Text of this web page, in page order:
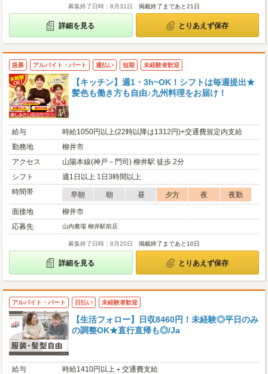
募集終了日時：8月31日 掲載終了まであと21日
詳細を見る とりあえず保存
急募 アルバイト・パート 週払い 短期 未経験者歓迎
【キッチン】週1・3h~OK！シフトは毎週提出★
髪色も働き方も自由♪九州料理をお届け！
給与
時給1050円以上(22時以降は1312円)+交通費規定内支給
勤務地
柳井市
アクセス
山陽本線(神戸－門司) 柳井駅 徒歩 2分
シフト
週1日以上 1日3時間以上
時間帯
早朝 朝 昼 夕方 夜
夜勤
面接地
柳井市
応募先
山内農場 柳井駅前店
募集終了日時：8月20日 掲載終了まであと10日
詳細を見る とりあえず保存
アルバイト・パート 日払い 未経験者歓迎
【生活フォロー】日収8460円！未経験◎平日のみ
の調整OK★直行直帰も◎/Ja
給与
時給1410円以上＋交通費支給